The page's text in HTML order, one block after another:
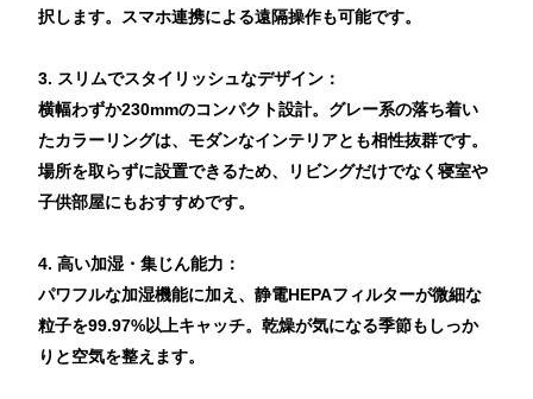
択します。スマホ連携による遠隔操作も可能です。
3. スリムでスタイリッシュなデザイン：
横幅わずか230mmのコンパクト設計。グレー系の落ち着い
たカラーリングは、モダンなインテリアとも相性抜群です。
場所を取らずに設置できるため、リビングだけでなく寝室や
子供部屋にもおすすめです。
4. 高い加湿・集じん能力：
パワフルな加湿機能に加え、静電HEPAフィルターが微細な
粒子を99.97%以上キャッチ。乾燥が気になる季節もしっか
りと空気を整えます。